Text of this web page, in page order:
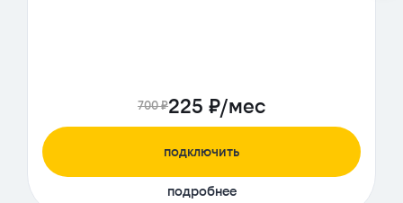
700 ₽225 ₽/мес
подключить
подробнее